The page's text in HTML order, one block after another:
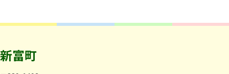
新富町